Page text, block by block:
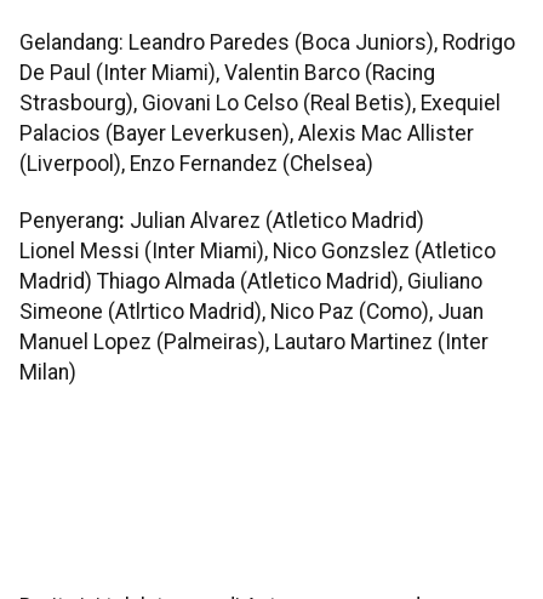
Gelandang: Leandro Paredes (Boca Juniors), Rodrigo
De Paul (Inter Miami), Valentin Barco (Racing
Strasbourg), Giovani Lo Celso (Real Betis), Exequiel
Palacios (Bayer Leverkusen), Alexis Mac Allister
(Liverpool), Enzo Fernandez (Chelsea)
Penyerang: Julian Alvarez (Atletico Madrid)
Lionel Messi (Inter Miami), Nico Gonzslez (Atletico
Madrid) Thiago Almada (Atletico Madrid), Giuliano
Simeone (Atlrtico Madrid), Nico Paz (Como), Juan
Manuel Lopez (Palmeiras), Lautaro Martinez (Inter
Milan)